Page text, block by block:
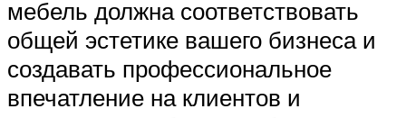
мебель должна соответствовать
общей эстетике вашего бизнеса и
создавать профессиональное
впечатление на клиентов и